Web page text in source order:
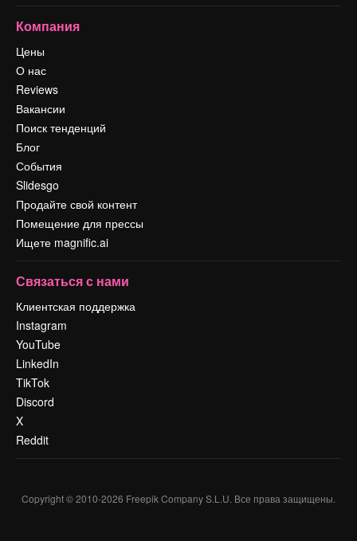
Компания
Цены
О нас
Reviews
Вакансии
Поиск тенденций
Блог
События
Slidesgo
Продайте свой контент
Помещение для прессы
Ищете magnific.ai
Связаться с нами
Клиентская поддержка
Instagram
YouTube
LinkedIn
TikTok
Discord
X
Reddit
Copyright © 2010-2026 Freepik Company S.L.U. Все права защищены.